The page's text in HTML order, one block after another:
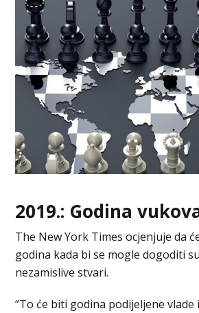
2019.: Godina
The New York Times ocjenjuje da
godina kada bi se mogle dogoditi
nezamislive stvari.
“To će biti godina podijeljene